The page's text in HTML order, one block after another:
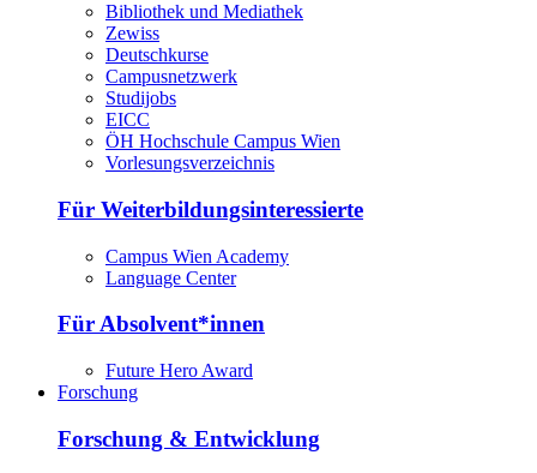
Bibliothek und Mediathek
Zewiss
Deutschkurse
Campusnetzwerk
Studijobs
EICC
ÖH Hochschule Campus Wien
Vorlesungsverzeichnis
Für Weiterbildungsinteressierte
Campus Wien Academy
Language Center
Für Absolvent*innen
Future Hero Award
Forschung
Forschung & Entwicklung